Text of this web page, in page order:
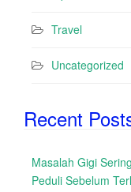
Travel
Uncategorized
Recent
Masalah Gigi
Peduli Sebelum